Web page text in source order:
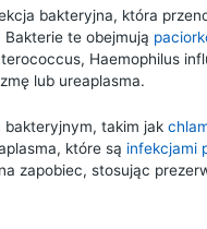
bakteryjna, która
te obejmują
Haemophilus
lub ureaplasma.
takim jak
które są infekcjami
zapobiec, stosując